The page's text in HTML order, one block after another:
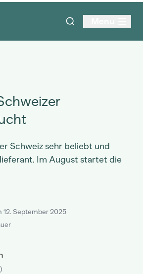
Schweiz sehr beliebt und
Im August startet die
12. September 2025